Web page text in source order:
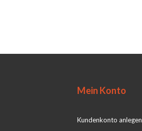
Mein Konto
Kundenkonto anlegen